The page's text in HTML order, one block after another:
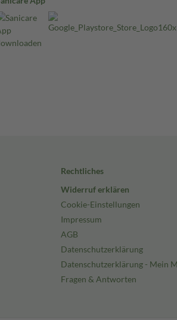
Rechtliches
Widerruf erklären
Cookie-Einstellungen
Impressum
AGB
Datenschutzerklärung
Datenschutzerklärung - Mein
Fragen & Antworten